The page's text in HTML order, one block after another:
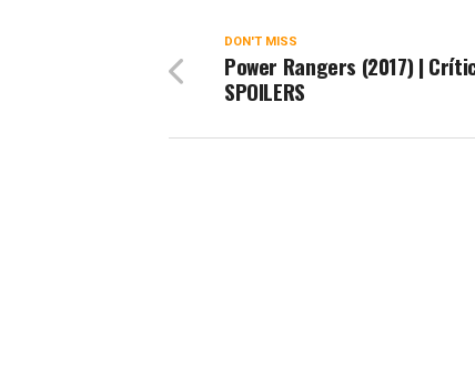
DON'T MISS
Power Rangers (2017) |
SPOILERS